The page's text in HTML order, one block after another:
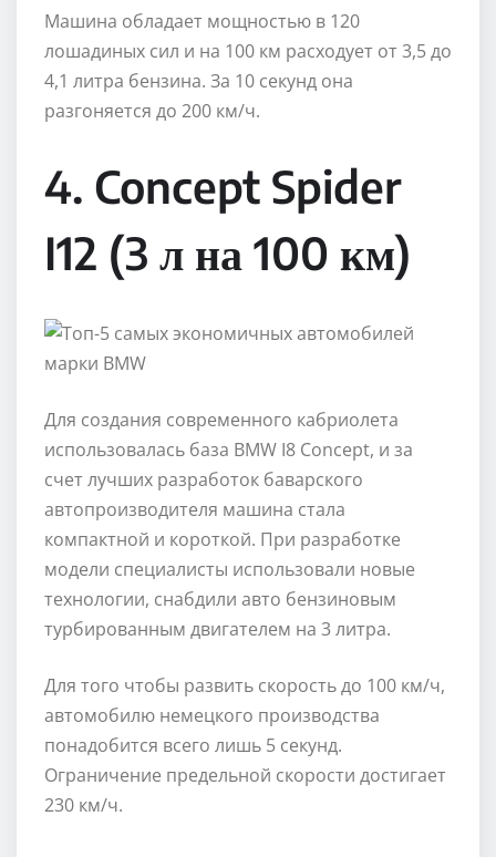
Машина обладает мощностью в 120
лошадиных сил и на 100 км расходует от 3,5 до
4,1 литра бензина. За 10 секунд она
разгоняется до 200 км/ч.
4. Concept Spider
I12 (3 л на 100 км)
Для создания современного кабриолета
использовалась база BMW I8 Concept, и за
счет лучших разработок баварского
автопроизводителя машина стала
компактной и короткой. При разработке
модели специалисты использовали новые
технологии, снабдили авто бензиновым
турбированным двигателем на 3 литра.
Для того чтобы развить скорость до 100 км/ч,
автомобилю немецкого производства
понадобится всего лишь 5 секунд.
Ограничение предельной скорости достигает
230 км/ч.